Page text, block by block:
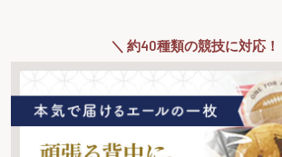
＼ 約40種類の競技に対応！